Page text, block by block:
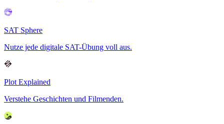
SAT Sphere
Nutze jede digitale SAT-Übung voll aus.
Plot Explained
Verstehe Geschichten und Filmenden.